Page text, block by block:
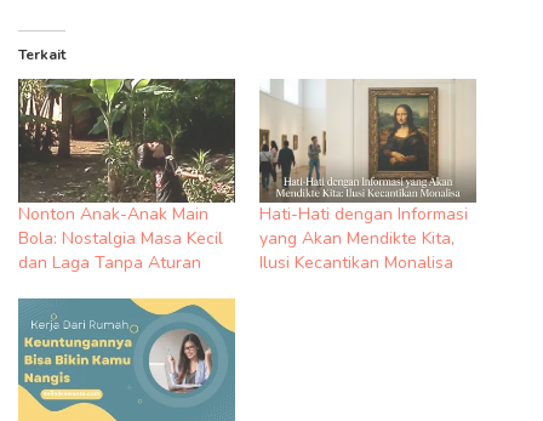
Terkait
Nonton Anak-Anak Main
Bola: Nostalgia Masa Kecil
dan Laga Tanpa Aturan
Hati-Hati dengan Informasi
yang Akan Mendikte Kita,
Ilusi Kecantikan Monalisa